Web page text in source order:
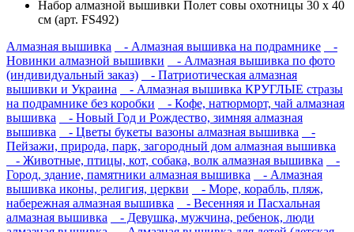
Набор алмазной вышивки Полет совы охотницы 30 х 40
см (арт. FS492)
Алмазная вышивка
- Алмазная вышивка на подрамнике
-
Новинки алмазной вышивки
- Алмазная вышивка по фото
(индивидуальный заказ)
- Патриотическая алмазная
вышивки и Украина
- Алмазная вышивка КРУГЛЫЕ стразы
на подрамнике без коробки
- Кофе, натюрморт, чай алмазная
вышивка
- Новый Год и Рождество, зимняя алмазная
вышивка
- Цветы букеты вазоны алмазная вышивка
-
Пейзажи, природа, парк, загородный дом алмазная вышивка
- Животные, птицы, кот, собака, волк алмазная вышивка
-
Город, здание, памятники алмазная вышивка
- Алмазная
вышивка иконы, религия, церкви
- Море, корабль, пляж,
набережная алмазная вышивка
- Весенняя и Пасхальная
алмазная вышивка
- Девушка, мужчина, ребенок, люди